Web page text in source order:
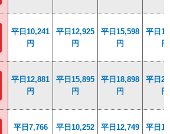
平日10,241
円
平日12,925
円
平日15,598
円
平日
円
平日12,881
円
平日15,895
円
平日18,898
円
平日
円
平日7,766
平日10,252
平日12,749
平日
平日10,241
円
平日12,925
円
平日15,598
円
平日
円
平日12,881
円
平日15,895
円
平日18,898
円
平日
円
平日7,766
平日10,252
平日12,749
平日